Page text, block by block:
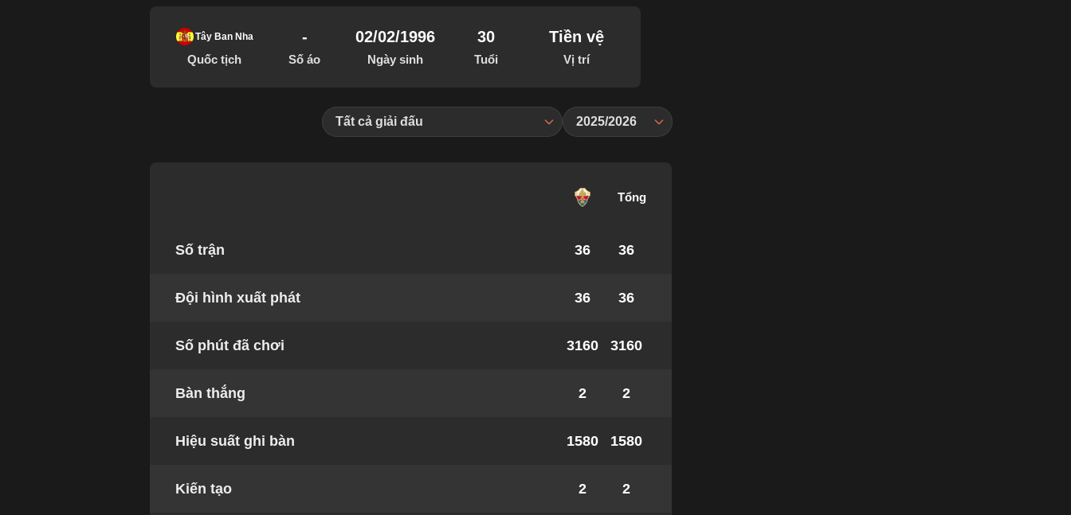
Tây Ban Nha
Quốc tịch
-
Số áo
02/02/1996
Ngày sinh
30
Tuổi
Tiền vệ
Vị trí
Tất cả giải đấu 2025/2026
Tổng
Số trận 36 36
Đội hình xuất phát 36 36
Số phút đã chơi 3160 3160
Bàn thắng 2 2
Hiệu suất ghi bàn 1580 1580
Kiến tạo 2 2